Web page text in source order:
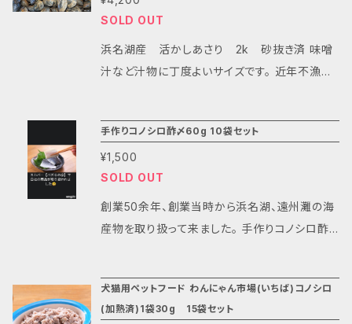
す。 解凍後は冷蔵保存で3日程ですが、お早めに
お使いください。
すぐに食べられます。 鯛めしも簡単に作れます。
保存方法 要冷凍(-10度以下) 解凍後はお早
めにお召し上がりください。
SOLD OUT
浜名湖産 活かしあさり 2k 砂抜き済 味噌
汁など汁物に丁度よいサイズです。 近年不漁が
が、個体によって多少の差があります。) 生物な
のでできるだけ早くお召し上がりください。
手作りコノシロ酢〆60g 10袋セット
¥1,500
SOLD OUT
創業50余年、創業当時から浜名湖、遠州灘の海
産物を取り扱って来ました。 手作りコノシロ酢
けに仕上げました。コノシロ本来の旨味を引き
出しつつ、酢が苦手な方でも美味しく召し上がっ
犬猫用ペットフード わんにゃん市場(いちば)コノシロ
(加熱済)1袋30g 15袋セット